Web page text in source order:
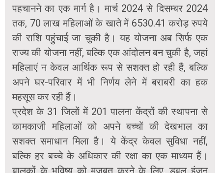
पहचानने का एक मार्ग है। मार्च 2024 से दिसम्बर 2024
तक, 70 लाख महिलाओं के खाते में 6530.41 करोड़ रुपये
की राशि पहुंचाई जा चुकी है। यह योजना अब सिर्फ एक
राज्य की योजना नहीं, बल्कि एक आंदोलन बन चुकी है, जहां
महिलाएं न केवल आर्थिक रूप से सशक्त हो रही हैं, बल्कि
अपने घर-परिवार में भी निर्णय लेने में बराबरी का हक
महसूस कर रही हैं।
प्रदेश के 31 जिलों में 201 पालना केंद्रों की स्थापना से
कामकाजी महिलाओं को अपने बच्चों की देखभाल का
सशक्त समाधान मिला है। ये केंद्र केवल सुविधा नहीं,
बल्कि हर बच्चे के अधिकार की रक्षा का एक माध्यम हैं।
बालकों के भविष्य को मजबूत करने के लिए, डबल इंजन